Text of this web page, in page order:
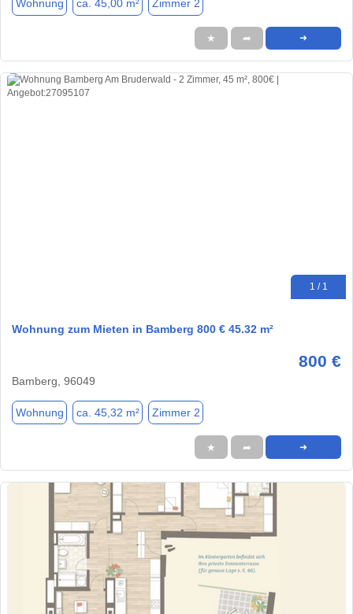
Wohnung ca. 45,00 m² Zimmer 2
★ ➦ ➜
1 / 1
Wohnung zum Mieten in Bamberg 800 € 45.32 m²
800 €
Bamberg, 96049
Wohnung ca. 45,32 m² Zimmer 2
★ ➦ ➜